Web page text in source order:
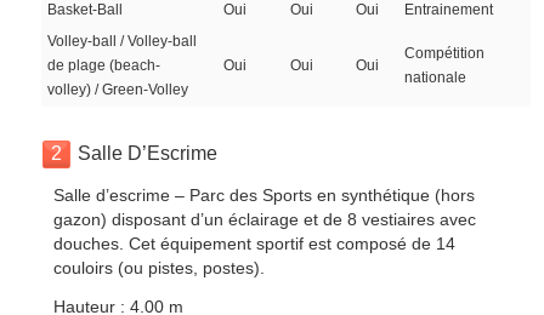
Basket-Ball
Oui Oui Oui
Entrainement
Volley-ball / Volley-ball
de plage (beach-
volley) / Green-Volley
Oui Oui Oui
Compétition
nationale
2 Salle D’Escrime
Salle d’escrime – Parc des Sports en synthétique (hors
gazon) disposant d’un éclairage et de 8 vestiaires avec
douches. Cet équipement sportif est composé de 14
couloirs (ou pistes, postes).
Hauteur : 4.00 m